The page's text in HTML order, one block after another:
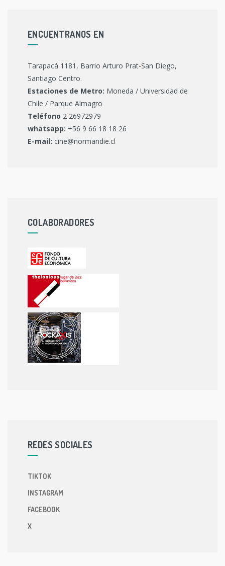
ENCUENTRANOS EN
Tarapacá 1181, Barrio Arturo Prat-San Diego,
Santiago Centro.
Estaciones de Metro: Moneda / Universidad de
Chile / Parque Almagro
Teléfono 2 26972979
whatsapp: +56 9 66 18 18 26
E-mail: cine@normandie.cl
COLABORADORES
REDES SOCIALES
TIKTOK
INSTAGRAM
FACEBOOK
X